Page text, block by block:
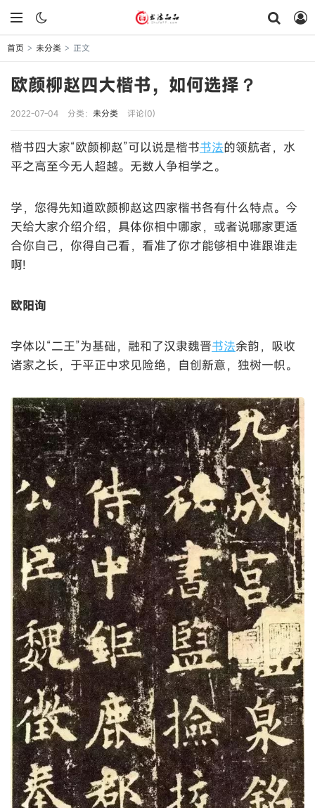
首页 > 未分类 > 正文
欧颜柳赵四大楷书，如何选择？
2022-07-04 分类： 未分类 评论(0)
楷书四大家“欧颜柳赵”可以说是楷书书法的领航者，水
平之高至今无人超越。无数人争相学之。
学，您得先知道欧颜柳赵这四家楷书各有什么特点。今
天给大家介绍介绍，具体你相中哪家，或者说哪家更适
合你自己，你得自己看，看准了你才能够相中谁跟谁走
啊!
欧阳询
字体以“二王”为基础，融和了汉隶魏晋书法余韵，吸收
诸家之长，于平正中求见险绝，自创新意，独树一帜。